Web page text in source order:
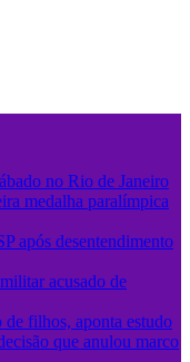
no Rio de Janeiro
medalha paralímpica
após desentendimento
acusado de
de filhos, aponta estudo
que anulou marco